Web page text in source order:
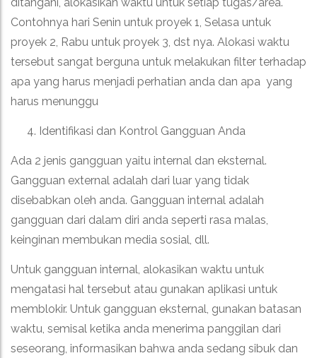
Contohnya hari Senin untuk proyek 1, Selasa untuk
proyek 2, Rabu untuk proyek 3, dst nya. Alokasi waktu
tersebut sangat berguna untuk melakukan filter terhadap
apa yang harus menjadi perhatian anda dan apa yang
harus menunggu
Identifikasi dan Kontrol Gangguan Anda
Ada 2 jenis gangguan yaitu internal dan eksternal.
Gangguan external adalah dari luar yang tidak
disebabkan oleh anda. Gangguan internal adalah
gangguan dari dalam diri anda seperti rasa malas,
keinginan membukan media sosial, dll.
Untuk gangguan internal, alokasikan waktu untuk
mengatasi hal tersebut atau gunakan aplikasi untuk
memblokir. Untuk gangguan eksternal, gunakan batasan
waktu, semisal ketika anda menerima panggilan dari
seseorang, informasikan bahwa anda sedang sibuk dan